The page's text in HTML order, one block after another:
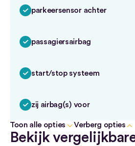
parkeersensor achter
passagiersairbag
start/stop systeem
zij airbag(s) voor
Toon alle opties Verberg opties
Bekijk